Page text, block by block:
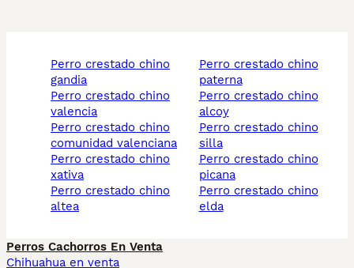
perro crestado chino
gandia
perro crestado chino
valencia
perro crestado chino
comunidad valenciana
perro crestado chino
xativa
perro crestado chino
altea
perro crestado chino
paterna
perro crestado chino
alcoy
perro crestado chino
silla
perro crestado chino
picana
perro crestado chino
elda
Perros Cachorros En Venta
Chihuahua en venta